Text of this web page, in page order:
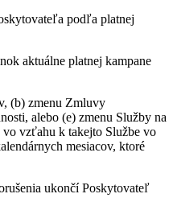
podľa platnej
aktuálne platnej kampane
(b) zmenu Zmluvy
alebo (e) zmenu Služby na
vo vzťahu k takejto Službe vo
mesiacov, ktoré
ukončí Poskytovateľ